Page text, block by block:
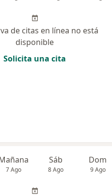
de citas en línea no está
disponible
Solicita una cita
7 Ago
Sáb
8 Ago
Dom
9 Ago